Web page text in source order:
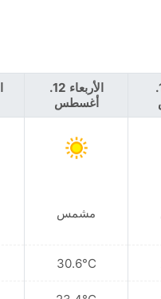
الثلاثاء 11.
الأربعاء 12.
أغسطس
مشمس
30.6°C